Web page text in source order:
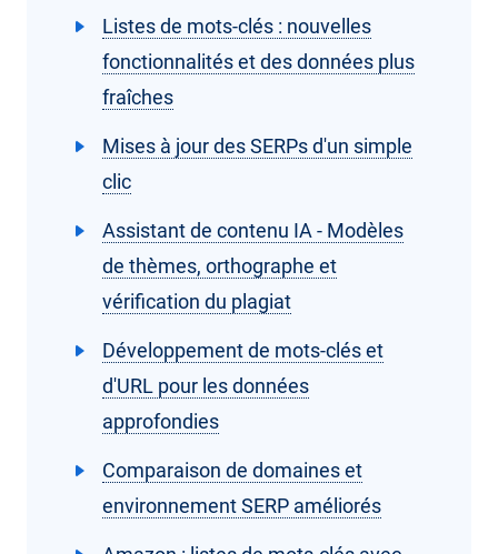
Listes de mots-clés : nouvelles
fonctionnalités et des données plus
fraîches
Mises à jour des SERPs d'un simple
clic
Assistant de contenu IA - Modèles
de thèmes, orthographe et
vérification du plagiat
Développement de mots-clés et
d'URL pour les données
approfondies
Comparaison de domaines et
environnement SERP améliorés